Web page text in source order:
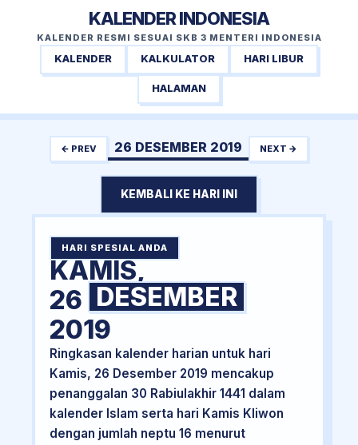
KALENDER INDONESIA
KALENDER RESMI SESUAI SKB 3 MENTERI INDONESIA
KALENDER KALKULATOR HARI LIBUR
HALAMAN
← PREV 26 DESEMBER 2019 NEXT →
KEMBALI KE HARI INI
HARI SPESIAL ANDA
KAMIS,
26 DESEMBER
2019
Ringkasan kalender harian untuk hari
Kamis, 26 Desember 2019 mencakup
penanggalan 30 Rabiulakhir 1441 dalam
kalender Islam serta hari Kamis Kliwon
dengan jumlah neptu 16 menurut